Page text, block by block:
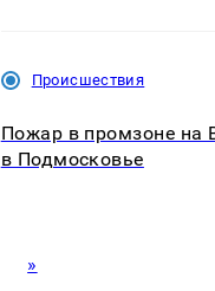
Происшествия
Пожар в промзоне на
в Подмосковье
»